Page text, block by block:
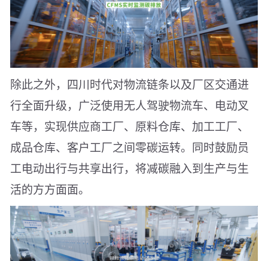
除此之外，四川时代对物流链条以及厂区交通进
行全面升级，广泛使用无人驾驶物流车、电动叉
车等，实现供应商工厂、原料仓库、加工工厂、
成品仓库、客户工厂之间零碳运转。同时鼓励员
工电动出行与共享出行，将减碳融入到生产与生
活的方方面面。